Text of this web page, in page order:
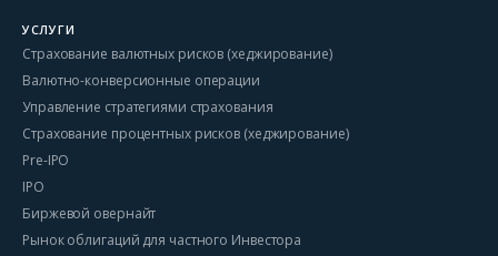
УСЛУГИ
Страхование валютных рисков (хеджирование)
Валютно-конверсионные операции
Управление стратегиями страхования
Страхование процентных рисков (хеджирование)
Pre-IPO
IPO
Биржевой овернайт
Рынок облигаций для частного Инвестора